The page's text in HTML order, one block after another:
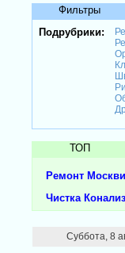
Фильтры
Подрубрики:
ТОП
Ремонт
Чистка
Суббота, 8